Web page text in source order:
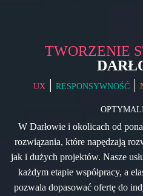
TWORZENIE
UX | RESPONSYWNOŚĆ |
W Darłowie i okolicach od
rozwiązania, które napędzają
jak i dużych projektów. Nasze
każdym etapie współpracy, a
pozwala dopasować ofertę do